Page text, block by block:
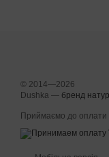
© 2014—2026
Dushka — бренд
Приймаємо до оплати